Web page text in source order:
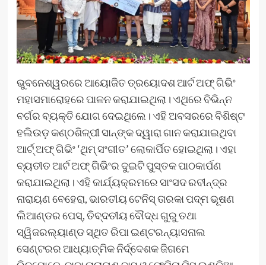
ଭୁବନେଶ୍ୱରରେ ଆୟୋଜିତ ତ୍ରୟୋଦଶ ଆର୍ଟ ଅଫ୍ ଗିଭିଂ
ମହାସମାରୋହରେ ପାଳନ କରାଯାଇଥିଲା। ଏଥିରେ ବିଭିନ୍ନ
ବର୍ଗର ବ୍ୟକ୍ତି ଯୋଗ ଦେଇଥିଲେ। ଏହି ଅବସରରେ ବିଶିଷ୍ଟ
ହଲିଉଡ଼ କଣ୍ଠଶିଳ୍ପୀ ସାନ୍‌ଙ୍କ ଦ୍ୱାରା ଗାନ କରାଯାଇଥିବା
ଆର୍ଟ୍ ଅଫ୍ ଗିଭିଂ ‘ଥିମ୍ ସଂଗୀତ’ ଲୋକାର୍ପିତ ହୋଇଥିଲା। ଏହା
ବ୍ୟତୀତ ଆର୍ଟ ଅଫ୍‍ ଗିଭିଂର ଦୁଇଟି ପୁସ୍ତକ ପାଠକାର୍ପଣ
କରାଯାଇଥିଲା। ଏହି କାର୍ଯ୍ୟକ୍ରମରେ ସାଂସଦ ରବୀନ୍ଦ୍ର
ନାରାୟଣ ବେହେରା, ଭାରତୀୟ ଟେନିସ୍ ତାରକା ପଦ୍ମ ଭୂଷଣ
ଲିଆଣ୍ଡର ପେସ୍‌, ତିବ୍ଦତୀୟ ବୌଦ୍ଧ ଗୁରୁ ତଥା
ସ୍ୱିଜରଲ୍ୟାଣ୍ଡ ସ୍ଥିତ ରିପା ଇଣ୍ଟରନ୍ୟାସନାଲ
ସେଣ୍ଟରର ଆଧ୍ୟାତ୍ମିକ ନିର୍ଦ୍ଦେଶକ ଜିଗମେ